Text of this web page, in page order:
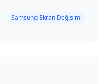
Samsung Ekran Değişimi